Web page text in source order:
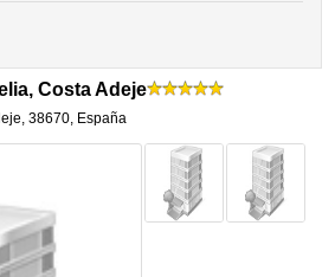
Costa Adeje
,38670, España